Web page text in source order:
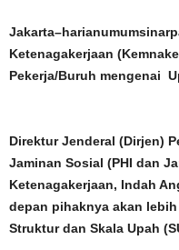
Ketenagakerjaan
Pekerja/Buruh
Direktur Jenderal (Dirjen)
Jaminan Sosial (PHI dan
Ketenagakerjaan, Indah
depan pihaknya akan
Struktur dan Skala Upah